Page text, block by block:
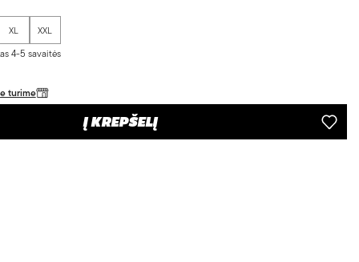
XL XXL
4-5 savaitės
turime
Į KREPŠELĮ